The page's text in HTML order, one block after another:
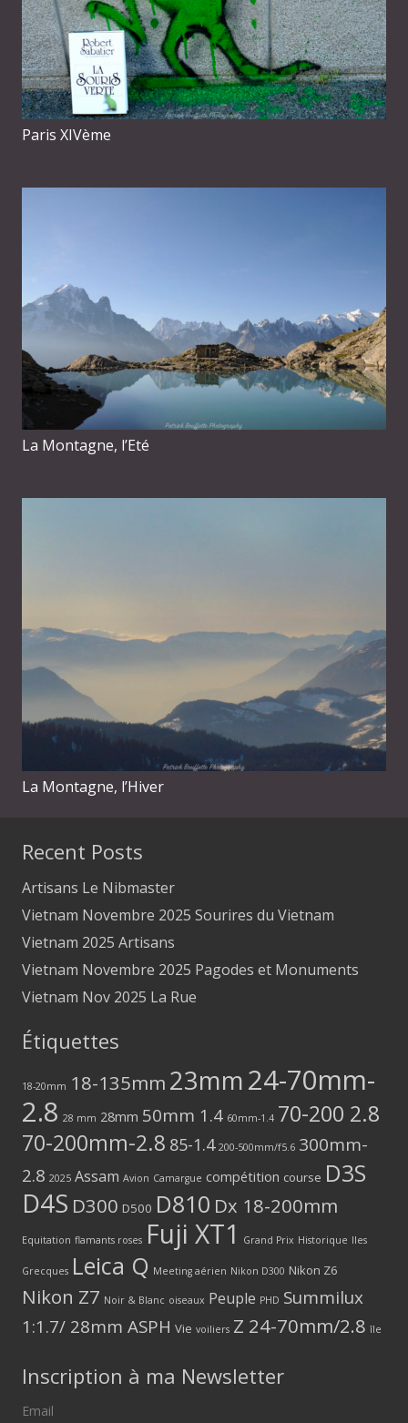
Paris XIVème
La Montagne, l’Eté
La Montagne, l’Hiver
Recent Posts
Artisans Le Nibmaster
Vietnam Novembre 2025 Sourires du Vietnam
Vietnam 2025 Artisans
Vietnam Novembre 2025 Pagodes et Monuments
Vietnam Nov 2025 La Rue
Étiquettes
18-20mm 18-135mm 23mm24-70mm-
2.8 28 mm 28mm 50mm 1.4 60mm-1.4 70-200 2.8
70-200mm-2.8 85-1.4 200-500mm/f5.6 300mm-
2.8 2025 Assam Avion Camargue compétition course D3S
D4S D300 D500 D810 Dx 18-200mm
Equitation flamants roses Fuji XT1 Grand Prix Historique Iles
Grecques Leica Q Meeting aérien Nikon D300 Nikon Z6
Nikon Z7 Noir & Blanc oiseaux Peuple PHD Summilux
1:1.7/ 28mm ASPH Vie voiliers Z 24-70mm/2.8 île
Inscription à ma Newsletter
Email